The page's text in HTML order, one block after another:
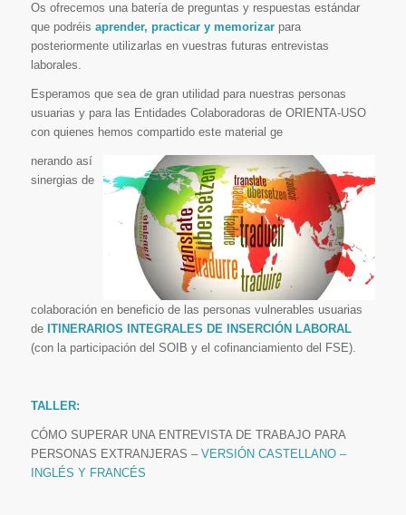
Os ofrecemos una batería de preguntas y respuestas estándar
que podréis aprender, practicar y memorizarpara
posteriormente utilizarlas en vuestras futuras entrevistas
laborales.
Esperamos que sea de gran utilidad para nuestras personas
usuarias y para las Entidades Colaboradoras de ORIENTA-USO
con quienes hemos compartido este material ge
nerando así
sinergias de
colaboración en beneficio de las personas vulnerables usuarias
de ITINERARIOS INTEGRALES DE INSERCIÓN LABORAL
(con la participación del SOIB y el cofinanciamiento del FSE).
TALLER:
CÓMO SUPERAR UNA ENTREVISTA DE TRABAJO PARA
PERSONAS EXTRANJERAS – VERSIÓN CASTELLANO –
INGLÉS Y FRANCÉS